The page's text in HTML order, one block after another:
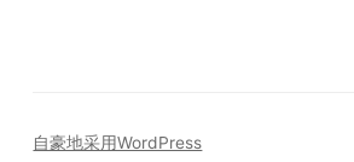
自豪地采用WordPress